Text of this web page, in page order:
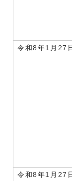
令和8年1月27
令和8年1月27